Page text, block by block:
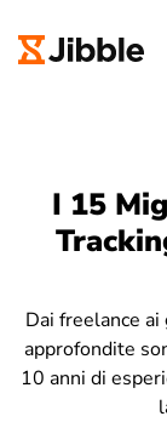
I 15
Dai freelance
approfondite
10 anni di